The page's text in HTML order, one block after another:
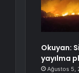
Okuyan:
yayılma
Ağustos 5,